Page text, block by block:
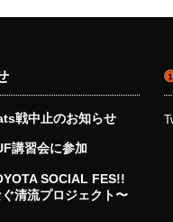
戦中止のお知らせ
講習会に参加
SOCIAL FES!!
清流プロジェクト〜